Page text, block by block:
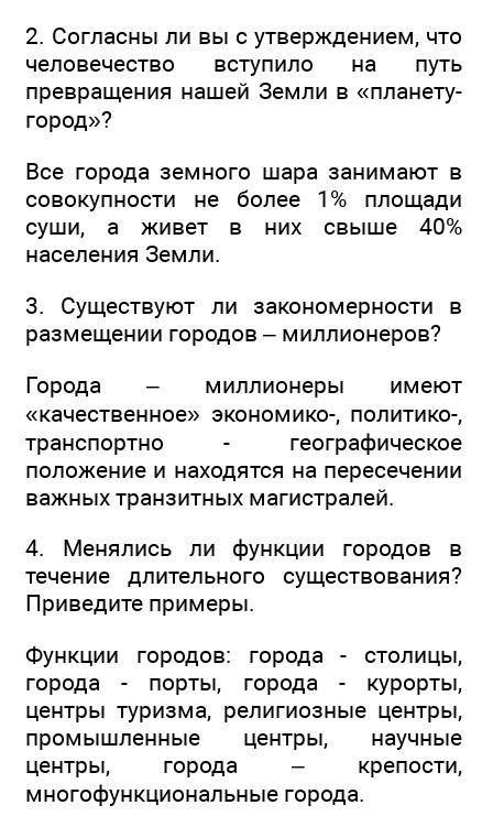
2. Согласны ли вы с утверждением, что
человечество вступило на путь
превращения нашей Земли в «планету-
город»?
Все города земного шара занимают в
совокупности не более 1% площади
суши, а живет в них свыше 40%
населения Земли.
3. Существуют ли закономерности в
размещении городов – миллионеров?
Города – миллионеры имеют
«качественное» экономико-, политико-,
транспортно - географическое
положение и находятся на пересечении
важных транзитных магистралей.
4. Менялись ли функции городов в
течение длительного существования?
Приведите примеры.
Функции городов: города - столицы,
города - порты, города - курорты,
центры туризма, религиозные центры,
промышленные центры, научные
центры, города – крепости,
многофункциональные города.